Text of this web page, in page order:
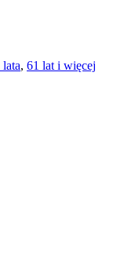
, 61 lat i więcej